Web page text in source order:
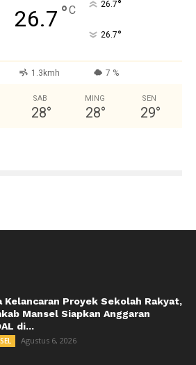
26.7 °C 26.7°
26.7°
1.3kmh 7 %
SAB
28°
MING
28°
SEN
29°
Kelancaran Proyek Sekolah Rakyat,
Mansel Siapkan Anggaran
di...
Agustus 6, 2026